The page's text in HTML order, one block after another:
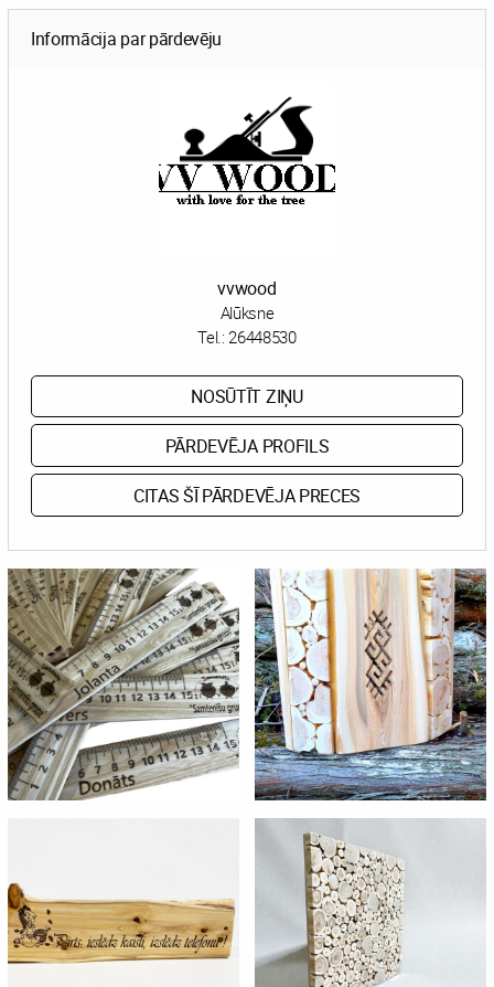
Informācija par pārdevēju
vvwood
Alūksne
Tel.:26448530
NOSŪTĪT ZIŅU
PĀRDEVĒJA PROFILS
CITAS ŠĪ PĀRDEVĒJA PRECES